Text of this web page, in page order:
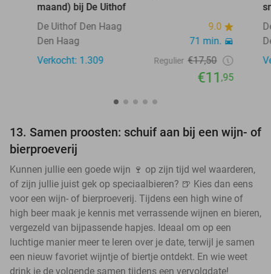
maand) bij De Uithof
De Uithof Den Haag
9.0
Den Haag
71 min.
Verkocht: 1.309
Regulier €17,50
€11,95
13. Samen proosten: schuif aan bij een wijn- of
bierproeverij
Kunnen jullie een goede wijn 🍷 op zijn tijd wel waarderen,
of zijn jullie juist gek op speciaalbieren? 🍺 Kies dan eens
voor een wijn- of bierproeverij. Tijdens een high wine of
high beer maak je kennis met verrassende wijnen en bieren,
vergezeld van bijpassende hapjes. Ideaal om op een
luchtige manier meer te leren over je date, terwijl je samen
een nieuw favoriet wijntje of biertje ontdekt. En wie weet
drink je de volgende samen tijdens een vervolgdate!